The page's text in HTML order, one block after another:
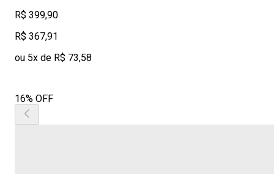
R$ 399,90
R$ 367,91
ou 5x de R$ 73,58
16% OFF